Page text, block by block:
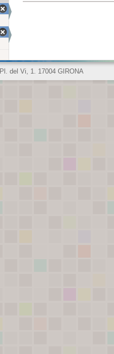
Pl. del Vi, 1. 17004 GIRONA